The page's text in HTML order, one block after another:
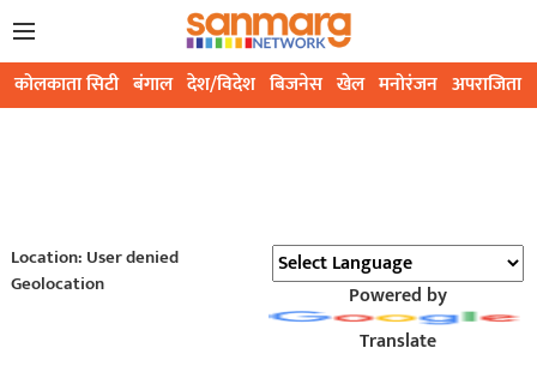
कोलकाता सिटी बंगाल देश/विदेश बिजनेस खेल मनोरंजन अपराजिता
Location: User denied
Geolocation
Powered by
Translate